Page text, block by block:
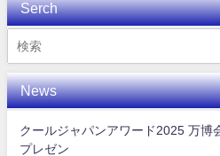
Serch
News
クールジャパンアワード2025 万博
プレゼン